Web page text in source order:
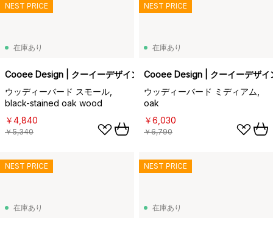
在庫あり
Cooee Design | クーイーデザイン
ウッディーバード スモール,
black-stained oak wood
￥4,840
￥5,340
NEST PRICE
在庫あり
Cooee Design | クーイーデザイ
ウッディーバード ミディアム,
oak
￥6,030
￥6,790
NEST PRICE
在庫あり
NEST PRICE
在庫あり
NEST PRICE